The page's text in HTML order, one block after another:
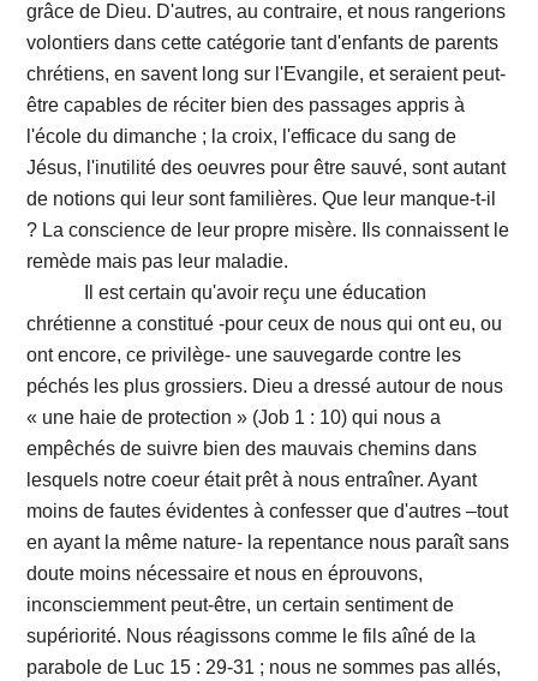
grâce de Dieu. D'autres, au contraire, et nous rangerions
volontiers dans cette catégorie tant d'enfants de parents
chrétiens, en savent long sur l'Evangile, et seraient peut-
être capables de réciter bien des passages appris à
l'école du dimanche ; la croix, l'efficace du sang de
Jésus, l'inutilité des oeuvres pour être sauvé, sont autant
de notions qui leur sont familières. Que leur manque-t-il
? La conscience de leur propre misère. Ils connaissent le
remède mais pas leur maladie.
Il est certain qu'avoir reçu une éducation
chrétienne a constitué -pour ceux de nous qui ont eu, ou
ont encore, ce privilège- une sauvegarde contre les
péchés les plus grossiers. Dieu a dressé autour de nous
« une haie de protection » (Job 1 : 10) qui nous a
empêchés de suivre bien des mauvais chemins dans
lesquels notre coeur était prêt à nous entraîner. Ayant
moins de fautes évidentes à confesser que d'autres –tout
en ayant la même nature- la repentance nous paraît sans
doute moins nécessaire et nous en éprouvons,
inconsciemment peut-être, un certain sentiment de
supériorité. Nous réagissons comme le fils aîné de la
parabole de Luc 15 : 29-31 ; nous ne sommes pas allés,